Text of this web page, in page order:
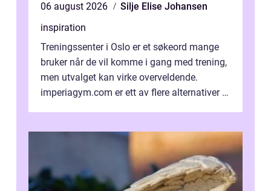
06 august 2026
Silje Elise Johansen
inspiration
Treningssenter i Oslo er et søkeord mange
bruker når de vil komme i gang med trening,
men utvalget kan virke overveldende.
imperiagym.com er ett av flere alternativer i